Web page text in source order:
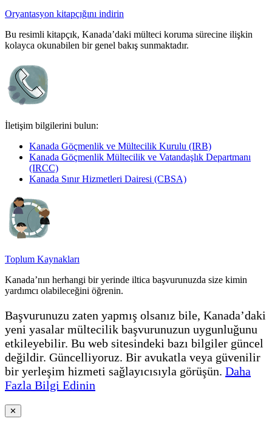
Oryantasyon kitapçığını indirin
Bu resimli kitapçık, Kanada’daki mülteci koruma sürecine ilişkin
kolayca okunabilen bir genel bakış sunmaktadır.
İletişim bilgilerini bulun:
Kanada Göçmenlik ve Mültecilik Kurulu (IRB)
Kanada Göçmenlik Mültecilik ve Vatandaşlık Departmanı
(IRCC)
Kanada Sınır Hizmetleri Dairesi (CBSA)
Toplum Kaynakları
Kanada’nın herhangi bir yerinde iltica başvurunuzda size kimin
yardımcı olabileceğini öğrenin.
Başvurunuzu zaten yapmış olsanız bile, Kanada’daki
yeni yasalar mültecilik başvurunuzun uygunluğunu
etkileyebilir. Bu web sitesindeki bazı bilgiler güncel
değildir. Güncelliyoruz. Bir avukatla veya güvenilir
bir yerleşim hizmeti sağlayıcısıyla görüşün. Daha
Fazla Bilgi Edinin
✕